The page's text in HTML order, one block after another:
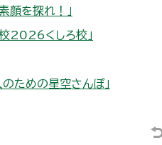
顔を探れ！」
校2026くしろ校」
のための星空さんぽ」